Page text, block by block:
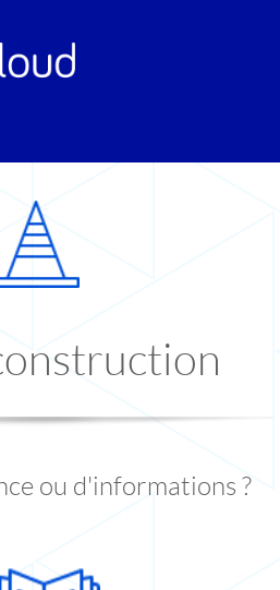
ou d'informations ?